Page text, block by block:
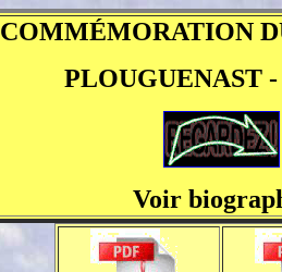
COMMÉMORATION
PLOUGUENAST
Voir